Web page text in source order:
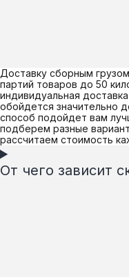
Доставку сборным
партий товаров до 50
индивидуальная
обойдется значительно
способ подойдет вам
подберем разные
рассчитаем стоимость
От чего зависит